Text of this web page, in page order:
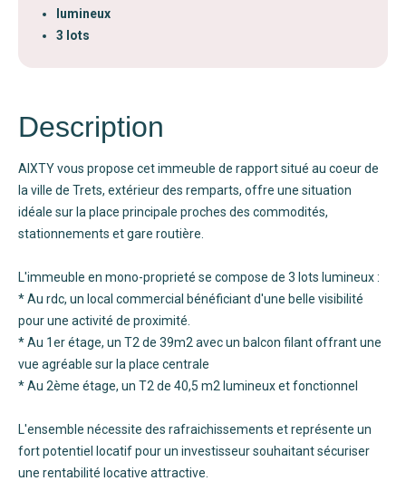
lumineux
3 lots
Description
AIXTY vous propose cet immeuble de rapport situé au coeur de
la ville de Trets, extérieur des remparts, offre une situation
idéale sur la place principale proches des commodités,
stationnements et gare routière.
L'immeuble en mono-proprieté se compose de 3 lots lumineux :
* Au rdc, un local commercial bénéficiant d'une belle visibilité
pour une activité de proximité.
* Au 1er étage, un T2 de 39m2 avec un balcon filant offrant une
vue agréable sur la place centrale
* Au 2ème étage, un T2 de 40,5 m2 lumineux et fonctionnel
L'ensemble nécessite des rafraichissements et représente un
fort potentiel locatif pour un investisseur souhaitant sécuriser
une rentabilité locative attractive.